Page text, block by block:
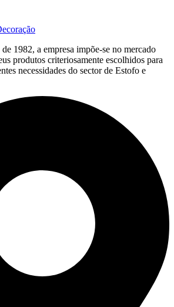
1982, a empresa impõe-se no mercado
produtos criteriosamente escolhidos para
necessidades do sector de Estofo e